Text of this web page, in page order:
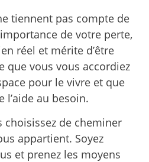
tiennent pas compte de
de votre perte,
réel et mérite d’être
que vous vous accordiez
pour le vivre et que
l’aide au besoin.
choisissez de cheminer
appartient. Soyez
et prenez les moyens